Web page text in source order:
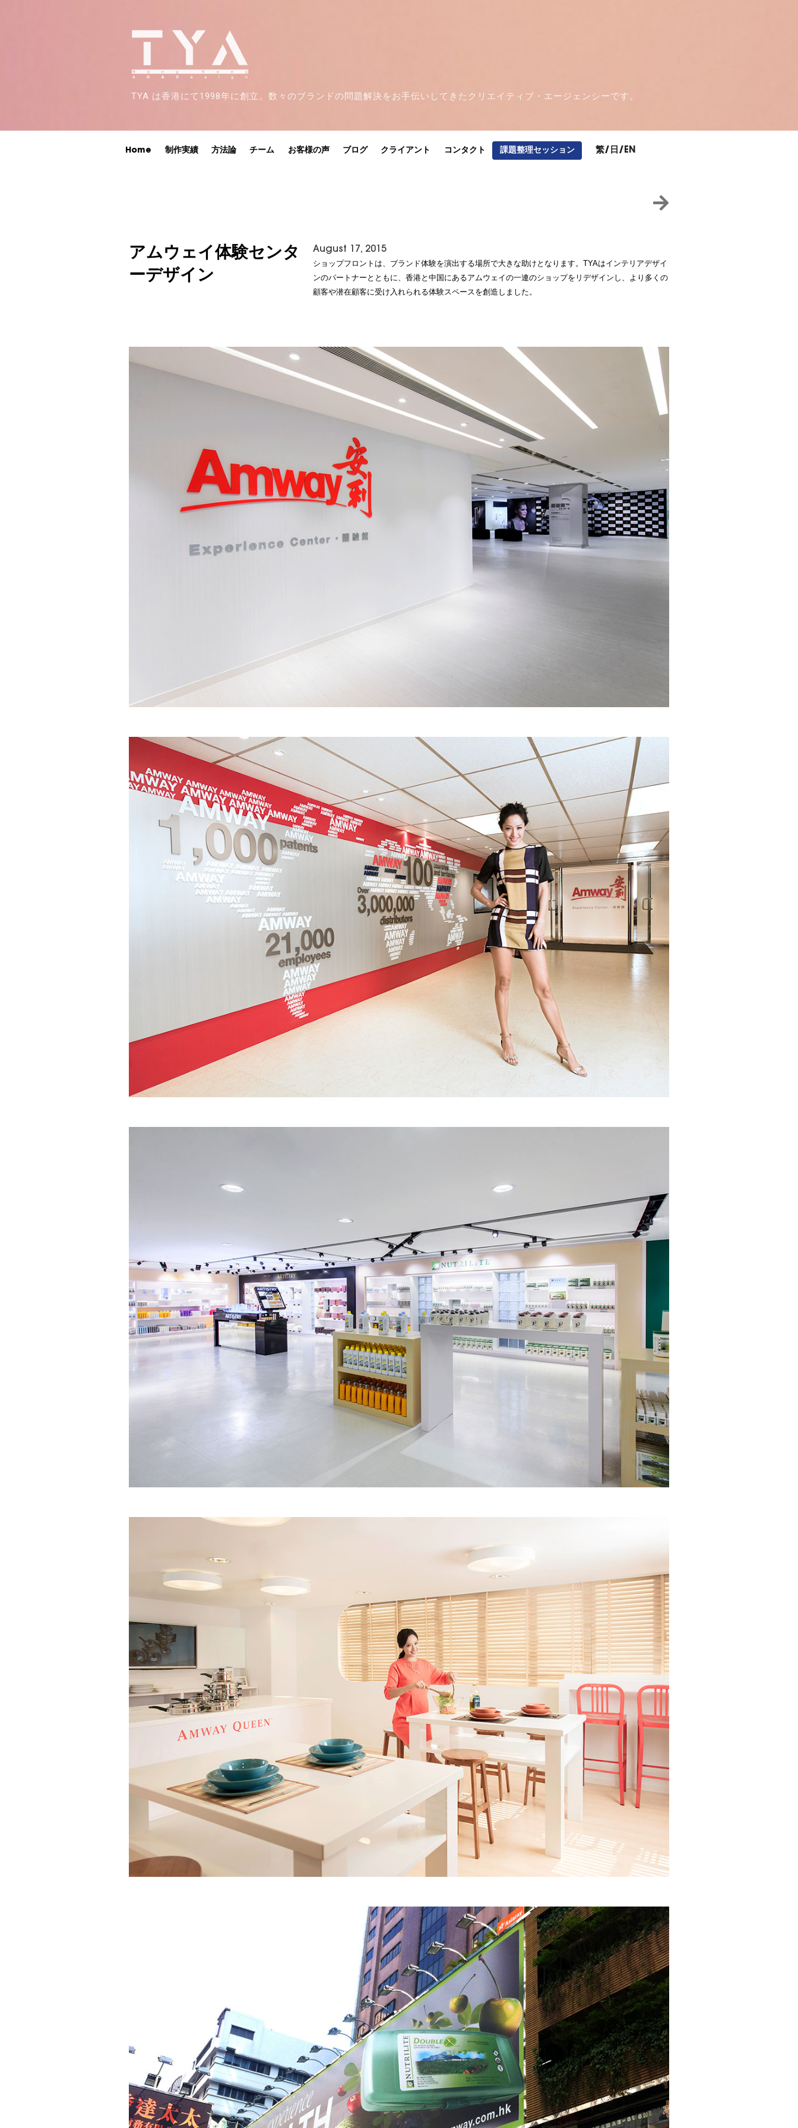
TYA は香港にて1998年に創立。数々のブランドの問題解決をお手伝いしてきたクリエイティブ・エージェンシーです。
Home 制作実績 方法論 チーム お客様の声 ブログ クライアント コンタクト 課題整理セッション 繁/ 日 / EN
アムウェイ体験センタ
ーデザイン
August 17, 2015
ショップフロントは、ブランド体験を演出する場所で大きな助けとなります。TYAはインテリアデザイ
ンのパートナーとともに、香港と中国にあるアムウェイの一連のショップをリデザインし、より多くの
顧客や潜在顧客に受け入れられる体験スペースを創造しました。